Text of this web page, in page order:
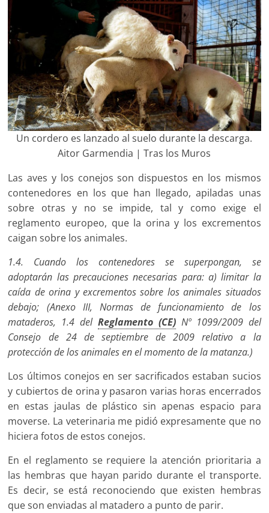
Un cordero es lanzado al suelo durante la descarga.
Aitor Garmendia | Tras los Muros
Las aves y los conejos son dispuestos en los mismos
contenedores en los que han llegado, apiladas unas
sobre otras y no se impide, tal y como exige el
reglamento europeo, que la orina y los excrementos
caigan sobre los animales.
1.4. Cuando los contenedores se superpongan, se
adoptarán las precauciones necesarias para: a) limitar la
caída de orina y excrementos sobre los animales situados
debajo; (Anexo III, Normas de funcionamiento de los
mataderos, 1.4 delReglamento (CE)Nº 1099/2009 del
Consejo de 24 de septiembre de 2009 relativo a la
protección de los animales en el momento de la matanza.)
Los últimos conejos en ser sacrificados estaban sucios
y cubiertos de orina y pasaron varias horas encerrados
en estas jaulas de plástico sin apenas espacio para
moverse. La veterinaria me pidió expresamente que no
hiciera fotos de estos conejos.
En el reglamento se requiere la atención prioritaria a
las hembras que hayan parido durante el transporte.
Es decir, se está reconociendo que existen hembras
que son enviadas al matadero a punto de parir.